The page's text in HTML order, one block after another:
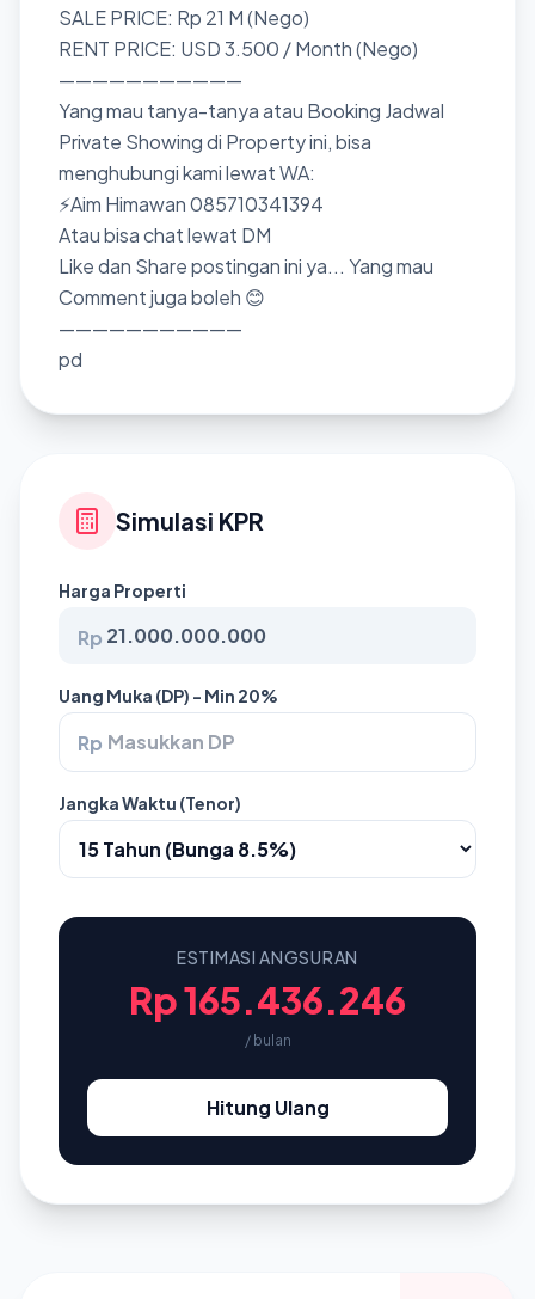
SALE PRICE: Rp 21 M (Nego)
RENT PRICE: USD 3.500 / Month (Nego)
———————————
Yang mau tanya-tanya atau Booking Jadwal
Private Showing di Property ini, bisa
menghubungi kami lewat WA:
⚡Aim Himawan 085710341394
Atau bisa chat lewat DM
Like dan Share postingan ini ya... Yang mau
Comment juga boleh 😊
———————————
pd
Simulasi KPR
Harga Properti
Rp
Uang Muka (DP) - Min 20%
Rp
Jangka Waktu (Tenor)
ESTIMASI ANGSURAN
Rp 165.436.246
/ bulan
Hitung Ulang